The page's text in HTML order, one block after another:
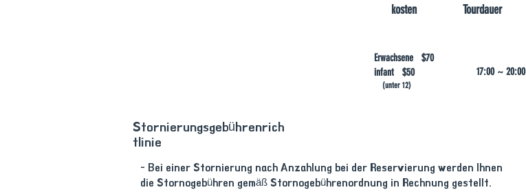
kosten Tourdauer
Erwachsene $70
​infant $50
(unter 12)
17:00 ~ 20:00
Stornierungsgebührenrich
tlinie
- Bei einer Stornierung nach Anzahlung bei der Reservierung werden Ihnen
die Stornogebühren gemäß Stornogebührenordnung in Rechnung gestellt.